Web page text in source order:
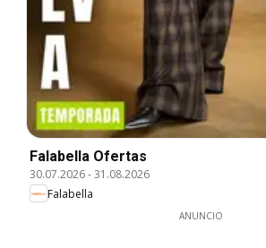
Falabella Ofertas
30.07.2026-31.08.2026
Falabella
ANUNCIO